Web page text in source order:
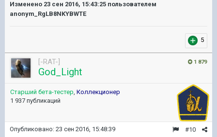
Изменено 23 сен 2016, 15:43:25 пользователем
anonym_RgLB8NKYBWTE
5
1 879
[-RAT-]
God_Light
Старший бета-тестер, Коллекционер
1 937 публикаций
#10
Опубликовано: 23 сен 2016, 15:48:39